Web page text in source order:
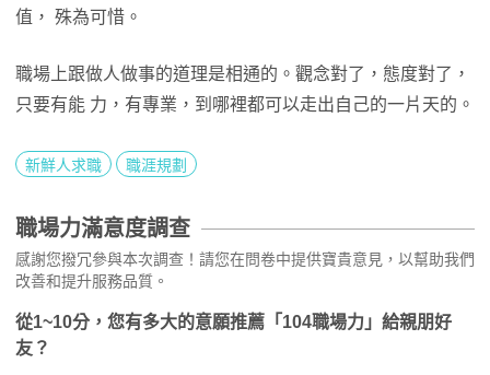
值， 殊為可惜。
職場上跟做人做事的道理是相通的。觀念對了，態度對了，
只要有能 力，有專業，到哪裡都可以走出自己的一片天的。
新鮮人求職 職涯規劃
職場力滿意度調查
感謝您撥冗參與本次調查！請您在問卷中提供寶貴意見，以幫助我們
改善和提升服務品質。
從1~10分，您有多大的意願推薦「104職場力」給親朋好
友？